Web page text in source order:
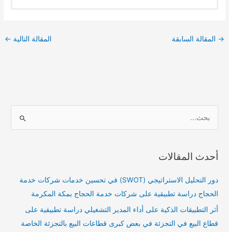
→ المقالة السابقة المقالة التالية ←
ح
أحدث المقالات
دور التحليل الاستراتيجي (SWOT) في تحسين خدمات شركات خدمة
الحجاج دراسة تطبيقية على شركات خدمة الحجاج بمكة المكرمة
أثر التطبيقات الذكية على أداء المدير التشغيلي دراسة تطبيقية على
قطاع البيع في التجزئة في بعض كبرى قطاعات البيع بالتجزئة الخاصة